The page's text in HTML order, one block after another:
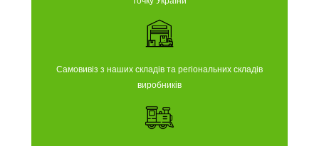
Самовивіз з наших складів та регіональних складів
виробників